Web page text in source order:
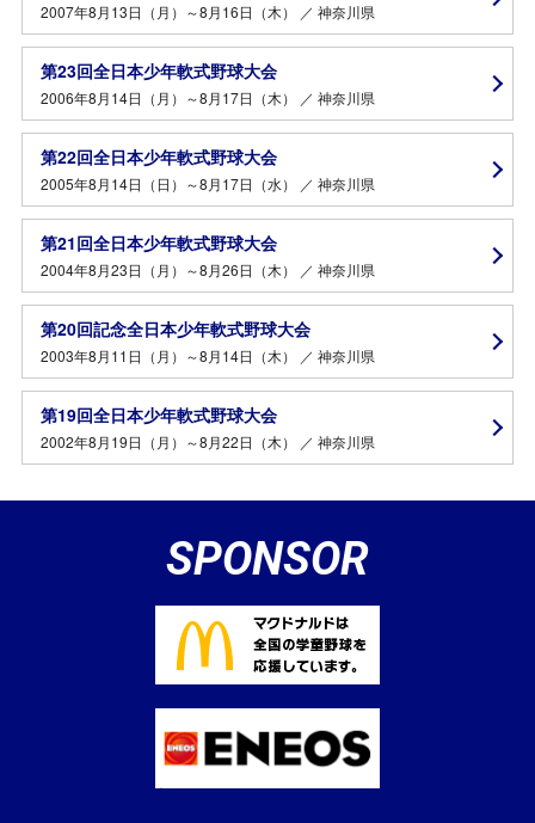
2007年8月13日（月）～8月16日（木） ／ 神奈川県
第23回全日本少年軟式野球大会
2006年8月14日（月）～8月17日（木） ／ 神奈川県
第22回全日本少年軟式野球大会
2005年8月14日（日）～8月17日（水） ／ 神奈川県
第21回全日本少年軟式野球大会
2004年8月23日（月）～8月26日（木） ／ 神奈川県
第20回記念全日本少年軟式野球大会
2003年8月11日（月）～8月14日（木） ／ 神奈川県
第19回全日本少年軟式野球大会
2002年8月19日（月）～8月22日（木） ／ 神奈川県
SPONSOR